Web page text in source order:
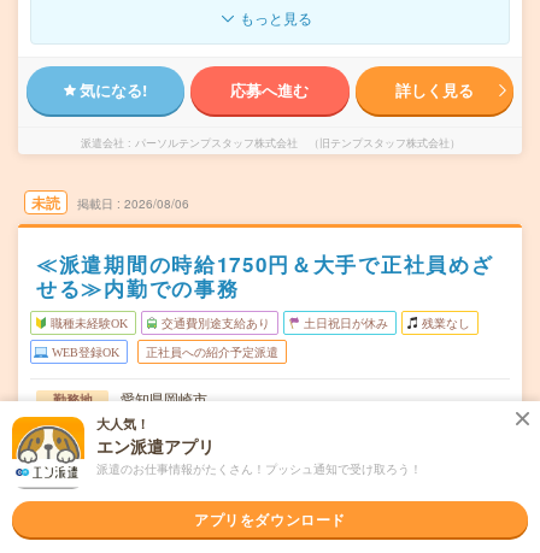
もっと見る
気になる! 応募へ進む 詳しく見る
派遣会社 パーソルテンプスタッフ株式会社 （旧テンプスタッフ株式会社）
未読 掲載日 2026/08/06
≪派遣期間の時給1750円＆大手で正社員めざ
せる≫内勤での事務
職種未経験OK 交通費別途支給あり 土日祝日が休み 残業なし
WEB登録OK 正社員への紹介予定派遣
勤務地
愛知県岡崎市
東岡崎駅から徒歩8分／岡崎駅から民間バス24分
曜日頻度 月～金（週5日） ※完全土日祝休み！
時間 09:00～17:00(実働7時間 休憩1時間)
期間 2026年10月上旬～長期 ※10月～！
大人気！
エン派遣アプリ
派遣のお仕事情報がたくさん！プッシュ通知で受け取ろう！
アプリをダウンロード